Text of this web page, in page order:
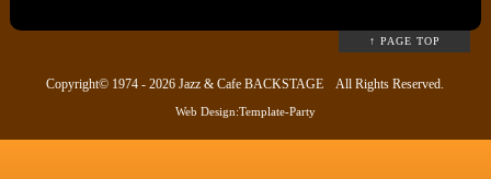
↑ PAGE TOP
Copyright© 1974 - 2026Jazz & Cafe BACKSTAGE All Rights Reserved.
Web Design:Template-Party